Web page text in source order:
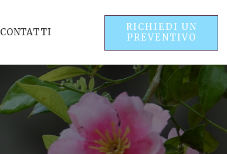
CONTATTI
RICHIEDI UN
PREVENTIVO